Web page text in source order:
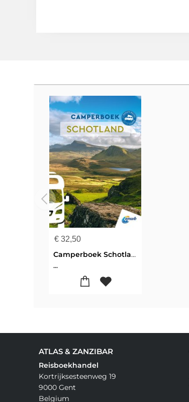
€ 32,50
Camperboek Schotland
...
ATLAS & ZANZIBAR
Reisboekhandel
Kortrijksesteenweg 19
9000 Gent
Belgium